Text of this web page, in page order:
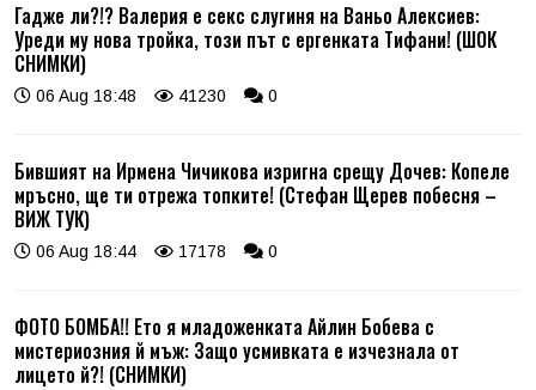
Гадже ли?!? Валерия е секс слугиня на Ваньо Алексиев:
Уреди му нова тройка, този път с ергенката Тифани! (ШОК
СНИМКИ)
06 Aug 18:48 41230 0
Бившият на Ирмена Чичикова изригна срещу Дочев: Копеле
мръсно, ще ти отрежа топките! (Стефан Щерев побесня –
ВИЖ ТУК)
06 Aug 18:44 17178 0
ФОТО БОМБА!! Ето я младоженката Айлин Бобева с
мистериозния й мъж: Защо усмивката е изчезнала от
лицето й?! (СНИМКИ)